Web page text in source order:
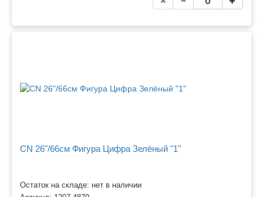
CN 26"/66см Фигура Цифра Зелёный "1"
Остаток на складе: нет в наличии